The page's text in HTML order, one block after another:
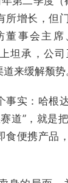
所增长，但
董事会主
坦承，公
来缓解颓势
事实：哈根
道”，就是
食便携产品